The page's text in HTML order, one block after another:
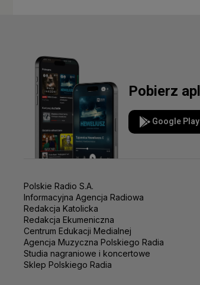
Pobierz
Google Play
Polskie Radio S.A.
Informacyjna Agencja Radiowa
Redakcja Katolicka
Redakcja Ekumeniczna
Centrum Edukacji Medialnej
Agencja Muzyczna Polskiego Radia
Studia nagraniowe i koncertowe
Sklep Polskiego Radia